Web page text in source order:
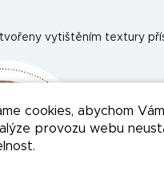
cookies, abychom
provozu webu
vytištěním textury